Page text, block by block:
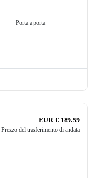
Porta a porta
EUR € 189.59
Prezzo del trasferimento di andata